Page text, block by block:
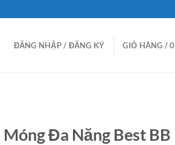
ĐĂNG NHẬP / ĐĂNG KÝ GIỎ HÀNG /0
Đa Năng Best BB